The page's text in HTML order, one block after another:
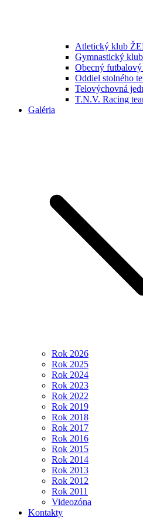
Atletický klub
Gymnastický
Obecný
Oddiel stolného
Telovýchovná
T.N.V. Racing
Galéria
Rok 2026
Rok 2025
Rok 2024
Rok 2023
Rok 2022
Rok 2019
Rok 2018
Rok 2017
Rok 2016
Rok 2015
Rok 2014
Rok 2013
Rok 2012
Rok 2011
Videozóna
Kontakty